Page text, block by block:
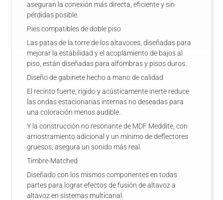
aseguran la conexión más directa, eficiente y sin
pérdidas posible.
Pies compatibles de doble piso
Las patas de la torre de los altavoces, diseñadas para
mejorar la estabilidad y el acoplamiento de bajos al
piso, están diseñadas para alfombras y pisos duros.
Diseño de gabinete hecho a mano de calidad
El recinto fuerte, rígido y acústicamente inerte reduce
las ondas estacionarias internas no deseadas para
una coloración menos audible.
Y la construcción no resonante de MDF Meddite, con
arriostramiento adicional y un mínimo de deflectores
gruesos, asegura un sonido más real.
Timbre-Matched
Diseñado con los mismos componentes en todas
partes para lograr efectos de fusión de altavoz a
altavoz en sistemas multicanal.